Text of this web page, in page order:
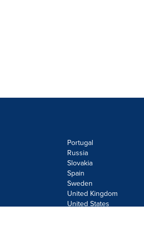
Portugal
Russia
Slovakia
Spain
Sweden
United Kingdom
United States